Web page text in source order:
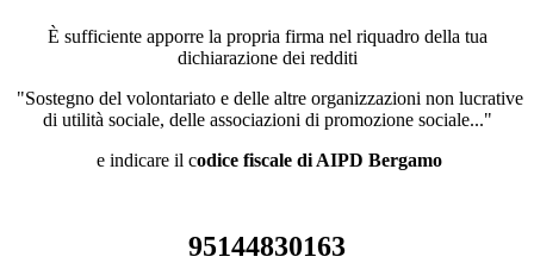
È sufficiente apporre la propria firma nel riquadro della tua
dichiarazione dei redditi
"Sostegno del volontariato e delle altre organizzazioni non lucrative
di utilità sociale, delle associazioni di promozione sociale..."
e indicare il codice fiscale di AIPD Bergamo
95144830163